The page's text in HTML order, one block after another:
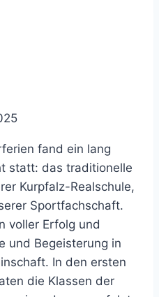
fand ein lang
statt: das traditionelle
Kurpfalz-Realschule,
Sportfachschaft.
voller Erfolg und
und Begeisterung in
In den ersten
die Klassen der